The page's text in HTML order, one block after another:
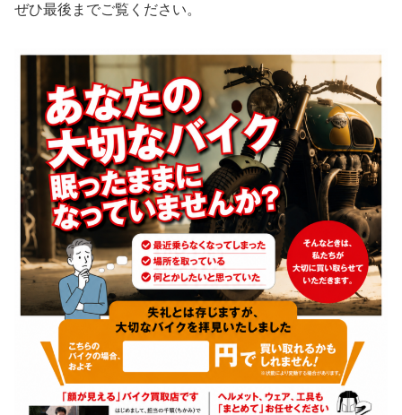
ぜひ最後までご覧ください。